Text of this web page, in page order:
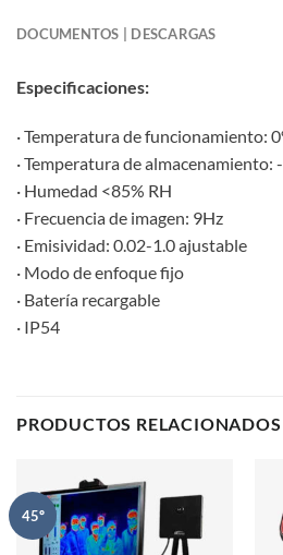
DOCUMENTOS | DESCARGAS
Especificaciones:
· Temperatura de funcionamiento:
· Temperatura de almacenamiento:
· Humedad <85% RH
· Frecuencia de imagen: 9Hz
· Emisividad: 0.02-1.0 ajustable
· Modo de enfoque fijo
· Batería recargable
· IP54
PRODUCTOS RELACIONADOS
45º